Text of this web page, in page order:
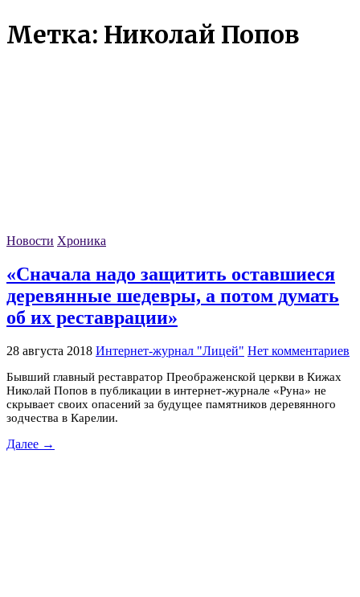
Метка: Николай Попов
Новости Хроника
«Сначала надо защитить оставшиеся
деревянные шедевры, а потом думать
об их реставрации»
28 августа 2018 Интернет-журнал "Лицей" Нет комментариев
Бывший главный реставратор Преображенской церкви в Кижах
Николай Попов в публикации в интернет-журнале «Руна» не
скрывает своих опасений за будущее памятников деревянного
зодчества в Карелии.
Далее →